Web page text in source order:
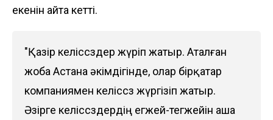
екенін айта кетті.
"Қазір келіссөздер жүріп жатыр. Аталған
жоба Астана әкімдігінде, олар бірқатар
компаниямен келіссөз жүргізіп жатыр.
Әзірге келіссөздердің егжей-тегжейін аша